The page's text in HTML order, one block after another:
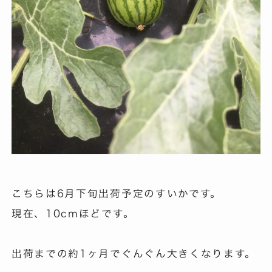
こちらは6月下旬出荷予定のすいかです。
現在、10cmほどです。
出荷までの約1ヶ月でぐんぐん大きくなります。